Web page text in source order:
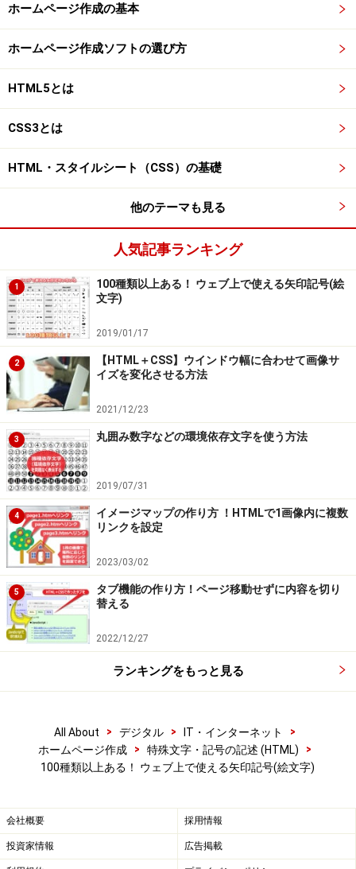
ホームページ作成の基本
ホームページ作成ソフトの選び方
HTML5とは
CSS3とは
HTML・スタイルシート（CSS）の基礎
他のテーマも見る
人気記事ランキング
1
100種類以上ある！ ウェブ上で使える矢印記号(絵
文字)
2019/01/17
2
【HTML＋CSS】ウインドウ幅に合わせて画像サ
イズを変化させる方法
2021/12/23
3 丸囲み数字などの環境依存文字を使う方法
2019/07/31
4
イメージマップの作り方 ！HTMLで1画像内に複数
リンクを設定
2023/03/02
5
タブ機能の作り方！ページ移動せずに内容を切り
替える
2022/12/27
ランキングをもっと見る
All About > デジタル > IT・インターネット
>
ホームページ作成
> 特殊文字・記号の記述 (HTML)
>
100種類以上ある！ ウェブ上で使える矢印記号(絵文字)
会社概要 採用情報
投資家情報 広告掲載